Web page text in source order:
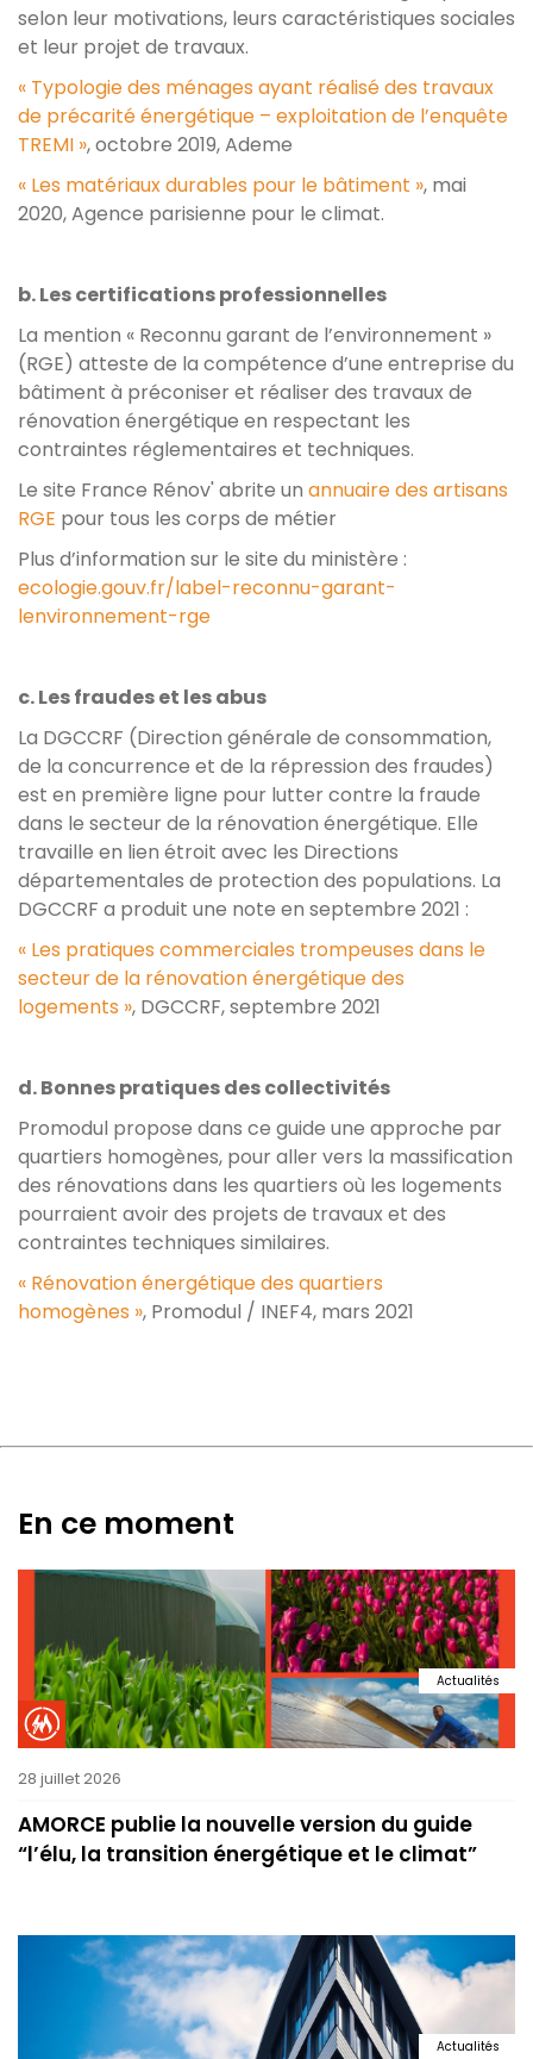
selon leur motivations, leurs caractéristiques sociales
et leur projet de travaux.
« Typologie des ménages ayant réalisé des travaux
de précarité énergétique – exploitation de l’enquête
TREMI », octobre 2019, Ademe
« Les matériaux durables pour le bâtiment », mai
2020, Agence parisienne pour le climat.
b. Les certifications professionnelles
La mention « Reconnu garant de l’environnement »
(RGE) atteste de la compétence d’une entreprise du
bâtiment à préconiser et réaliser des travaux de
rénovation énergétique en respectant les
contraintes réglementaires et techniques.
Le site France Rénov' abrite un annuaire des artisans
RGE pour tous les corps de métier
Plus d’information sur le site du ministère :
ecologie.gouv.fr/label-reconnu-garant-
lenvironnement-rge
c. Les fraudes et les abus
La DGCCRF (Direction générale de consommation,
de la concurrence et de la répression des fraudes)
est en première ligne pour lutter contre la fraude
dans le secteur de la rénovation énergétique. Elle
travaille en lien étroit avec les Directions
départementales de protection des populations. La
DGCCRF a produit une note en septembre 2021 :
« Les pratiques commerciales trompeuses dans le
secteur de la rénovation énergétique des
logements », DGCCRF, septembre 2021
d. Bonnes pratiques des collectivités
Promodul propose dans ce guide une approche par
quartiers homogènes, pour aller vers la massification
des rénovations dans les quartiers où les logements
pourraient avoir des projets de travaux et des
contraintes techniques similaires.
« Rénovation énergétique des quartiers
homogènes », Promodul / INEF4, mars 2021
En ce moment
Actualités
28 juillet 2026
AMORCE publie la nouvelle version du guide
“l’élu, la transition énergétique et le climat”
Actualités